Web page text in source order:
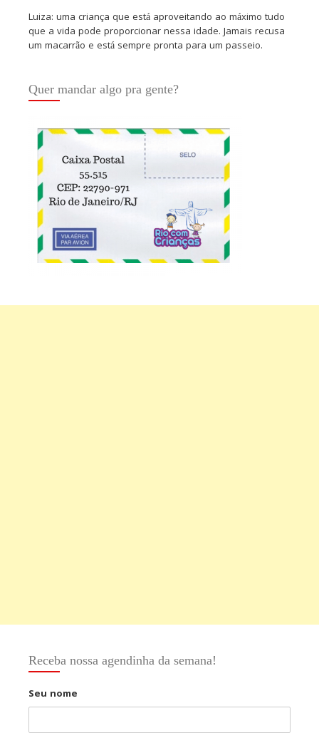
Luiza: uma criança que está aproveitando ao máximo tudo
que a vida pode proporcionar nessa idade. Jamais recusa
um macarrão e está sempre pronta para um passeio.
Quer mandar algo pra gente?
Receba nossa agendinha da semana!
Seu nome